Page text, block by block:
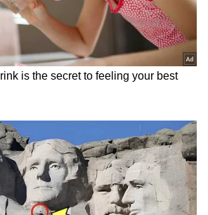
ಜೋಶಿ ಸ್ಫೋಟಕ ಹೇಳಿಕೆ!
ಸಿಎಂ
ಕಾಂಗ್ರೆಸ್ ವಿರುದ್ಧ
(India News
) ಮತ್ತು ಜಗತ್ತಿನ
(Kannada News)
ಸುವರ್ಣ ನ್ಯೂಸ್‌ ಫಾಲೋ
( Latest Kannada News),
ನೇರ ಪ್ರಸಾರಗಳೊಂದಿಗೆ